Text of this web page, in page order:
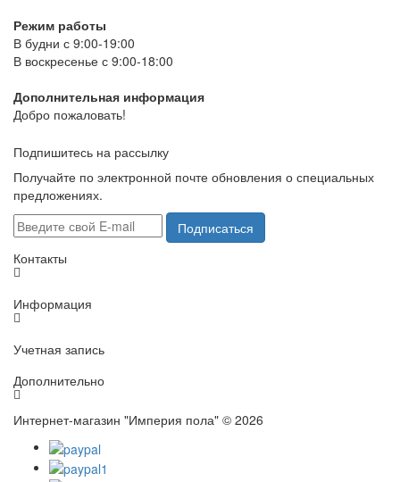
Режим работы
В будни с 9:00-19:00
В воскресенье с 9:00-18:00
Дополнительная информация
Добро пожаловать!
Подпишитесь на рассылку
Получайте по электронной почте обновления о специальных
предложениях.
Подписаться
Контакты
Информация
Учетная запись
Дополнительно
Интернет-магазин "Империя пола" © 2026